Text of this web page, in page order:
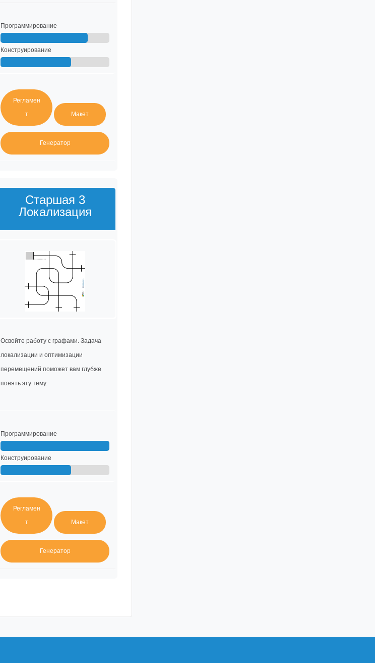
Программирование
Конструирование
Регламен
т
Макет
Генератор
Старшая 3
Локализация
Освойте работу с графами. Задача
локализации и оптимизации
перемещений поможет вам глубже
понять эту тему.
Программирование
Конструирование
Регламен
т
Макет
Генератор